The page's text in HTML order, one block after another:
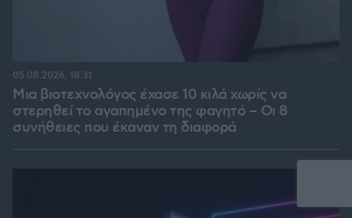
Μια βιοτεχνολόγος έχασε 10 κιλά χωρίς να
στερηθεί το αγαπημένο της φαγητό – Οι 8
συνήθειες που έκαναν τη διαφορά
05.08.2026, 18:31